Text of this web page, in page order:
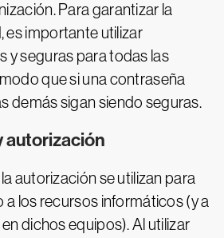
Para garantizar la
es importante utilizar
y seguras para todas las
que si una contraseña
demás sigan siendo seguras.
autorización
autorización se utilizan para
los recursos informáticos (y a
dichos equipos). Al utilizar